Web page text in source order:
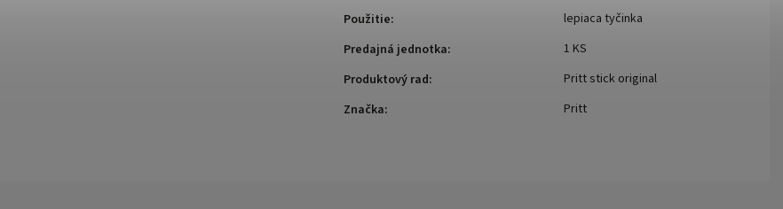
Použitie:
lepiaca tyčinka
Predajná jednotka:
1 KS
Produktový rad:
Pritt stick original
Značka: Pritt